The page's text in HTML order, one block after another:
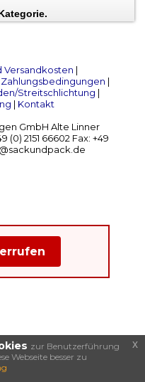
Versandkosten |
Zahlungsbedingungen |
Streitschlichtung |
| Kontakt
GmbH Alte Linner
(0) 2151 66602 Fax: +49
zur Benutzerführung
Webseite besser zu
x